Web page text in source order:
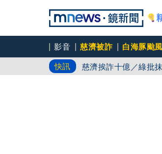
影音 慈濟被詐 白海豚颱風
快訊
白海豚路徑又南修！
慈濟挨詐十億／綠批